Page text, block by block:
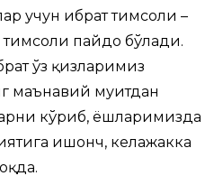
учун ибрат тимсоли –
пайдо бўлади.
ўз қизларимиз
маънавий муҳитдан
кўриб, ёшларимизда
ишонч, келажакка